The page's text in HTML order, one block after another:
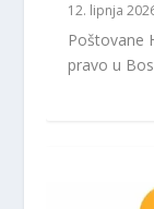
12. lipnja
Poštovane
pravo u